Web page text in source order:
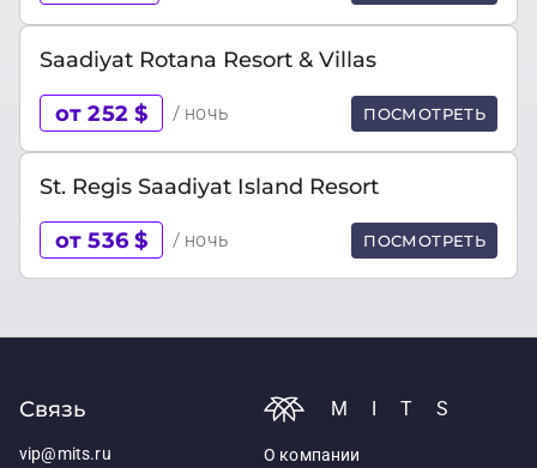
Saadiyat Rotana Resort & Villas
от 252 $ / ночь ПОСМОТРЕТЬ
St. Regis Saadiyat Island Resort
от 536 $ / ночь ПОСМОТРЕТЬ
Связь
vip@mits.ru
MITS
О компании